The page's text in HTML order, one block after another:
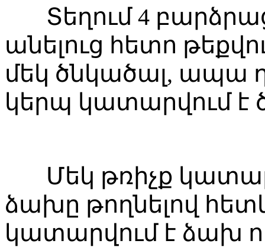
Տեղում 4
անելուց հետո
մեկ ծնկածալ, ապա
կերպ կատարվում է
Մեկ թռիչք
ձախը թողնելով
կատարվում է ձախ